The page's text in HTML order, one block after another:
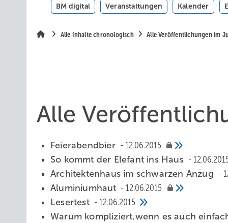
BM digital Veranstaltungen Kalender
Alle Inhalte chronologisch Alle Veröffentlichungen im
Alle
Feierabendbier
12.06.2015
So kommt der Elefant ins Haus
Architektenhaus im schwarzen Anzug
Aluminiumhaut
12.06.2015
Lesertest
12.06.2015
Warum kompliziert,wenn es auch